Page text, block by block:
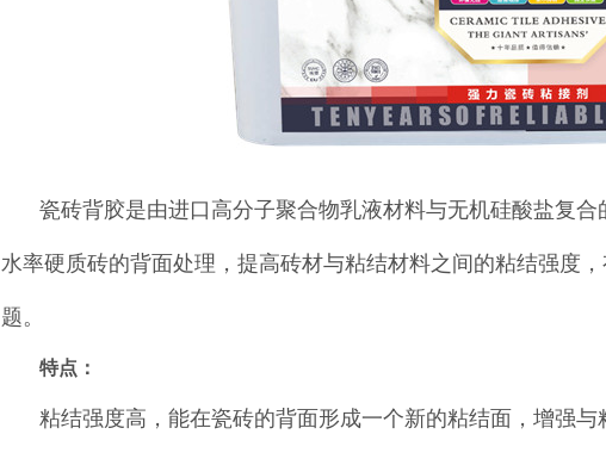
瓷砖背胶是由进口高分子聚合物乳液材料与无机硅酸盐复
水率硬质砖的背面处理，提高砖材与粘结材料之间的粘结强度
题。
特点：
粘结强度高，能在瓷砖的背面形成一个新的粘结面，增强